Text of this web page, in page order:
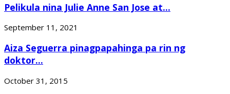
Pelikula nina Julie Anne San Jose at...
September 11, 2021
Aiza Seguerra pinagpapahinga pa rin ng
doktor...
October 31, 2015